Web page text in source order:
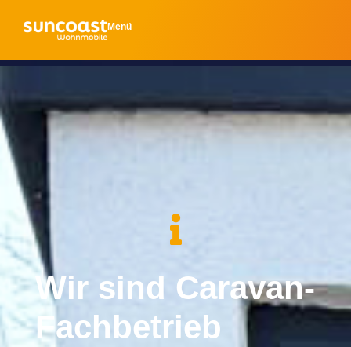
Menü
Wir sind Caravan-
Fachbetrieb